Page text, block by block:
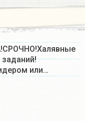
или…